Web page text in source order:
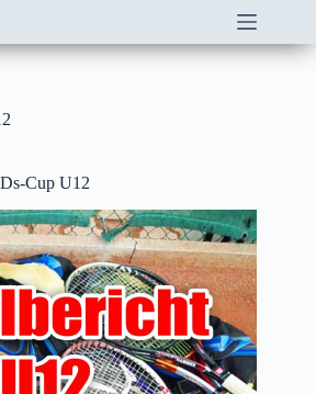
Cup U12